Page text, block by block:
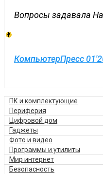
Вопросы задавала
КомпьютерПресс
ПК и комплектующие
Периферия
Цифровой дом
Гаджеты
Фото и видео
Программы и утилиты
Мир интернет
Безопасность